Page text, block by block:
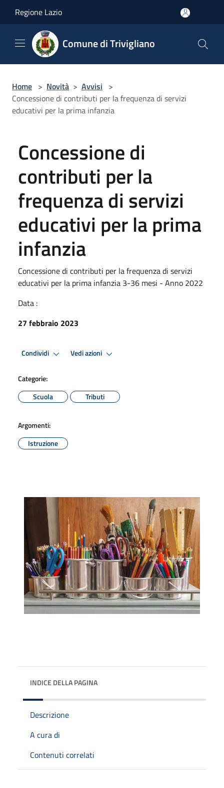
Regione Lazio
Comune di Trivigliano
Home > Novità > Avvisi >
Concessione di contributi per la frequenza di servizi
educativi per la prima infanzia
Concessione di
contributi per la
frequenza di servizi
educativi per la prima
infanzia
Concessione di contributi per la frequenza di servizi
educativi per la prima infanzia 3-36 mesi - Anno 2022
Data :
27 febbraio 2023
Condividi Vedi azioni
Categorie:
Scuola
Tributi
Argomenti:
Istruzione
INDICE DELLA PAGINA
Descrizione
A cura di
Contenuti correlati